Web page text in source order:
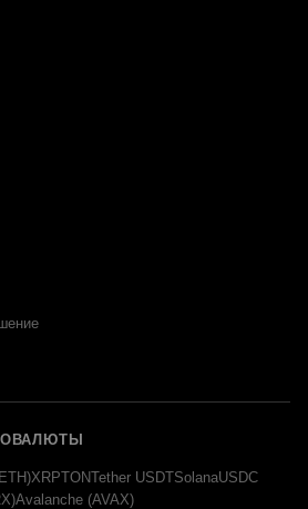
XRPTONTether USDTSolanaUSDC
Avalanche (AVAX)